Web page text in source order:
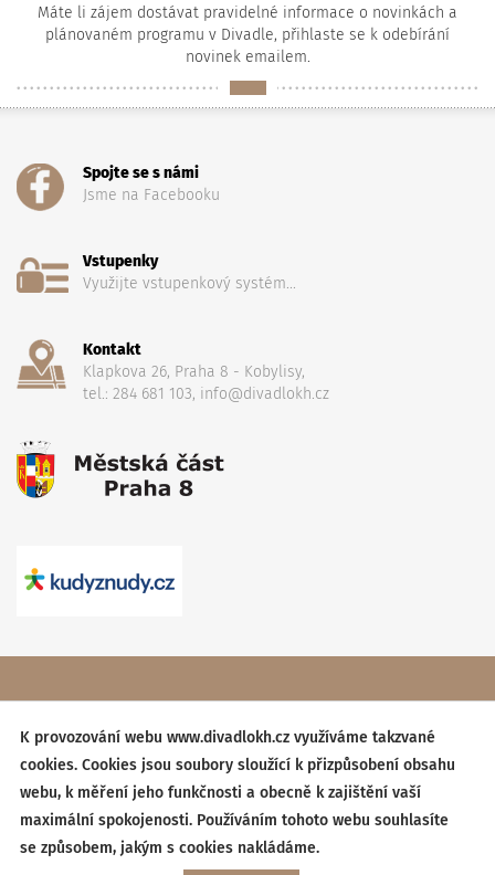
Máte li zájem dostávat pravidelné informace o novinkách a
plánovaném programu v Divadle, přihlaste se k odebírání
novinek emailem.
Spojte se s námi
Jsme na Facebooku
Vstupenky
Využijte vstupenkový systém...
Kontakt
Klapkova 26, Praha 8 - Kobylisy,
tel.: 284 681 103, info@divadlokh.cz
vyhrazena,Obchodní podmínky
Created by:BESTSITE| Design: StudioSCHNEIDER
K provozování webu www.divadlokh.cz využíváme takzvané
cookies. Cookies jsou soubory sloužící k přizpůsobení obsahu
webu, k měření jeho funkčnosti a obecně k zajištění vaší
maximální spokojenosti. Používáním tohoto webu souhlasíte
se způsobem, jakým s cookies nakládáme.